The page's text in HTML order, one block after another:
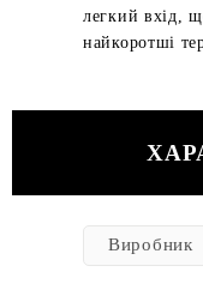
легкий вхід,
найкоротші
Виробник